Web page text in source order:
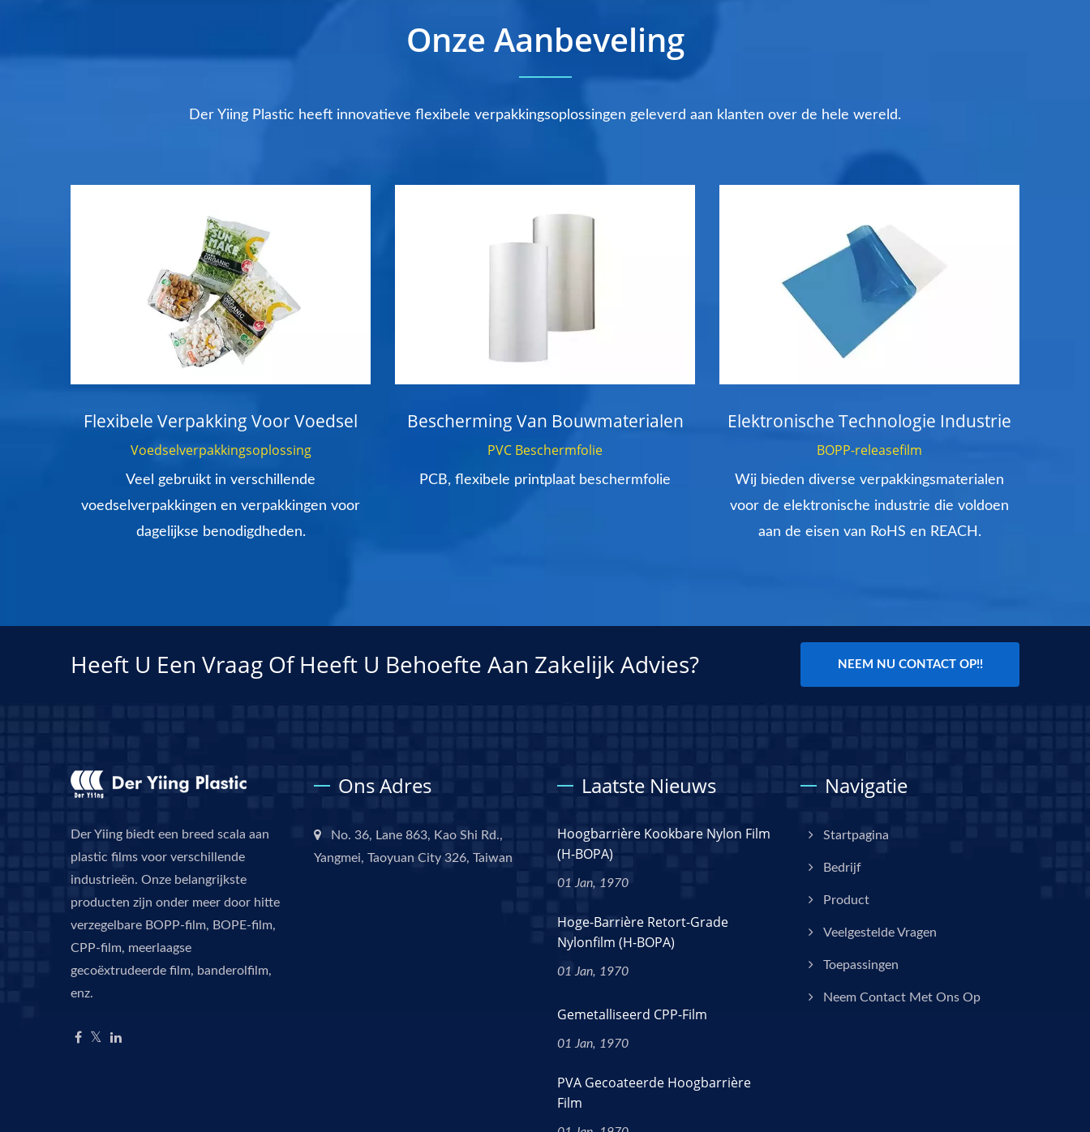
Onze Aanbeveling
Der Yiing Plastic heeft innovatieve flexibele verpakkingsoplossingen geleverd aan klanten over de hele wereld.
Flexibele Verpakking Voor Voedsel
Voedselverpakkingsoplossing
Veel gebruikt in verschillende
voedselverpakkingen en verpakkingen voor
dagelijkse benodigdheden.
Bescherming Van Bouwmaterialen
PVC Beschermfolie
PCB, flexibele printplaat beschermfolie
Elektronische Technologie Industrie
BOPP-releasefilm
Wij bieden diverse verpakkingsmaterialen
voor de elektronische industrie die voldoen
aan de eisen van RoHS en REACH.
Heeft U Een Vraag Of Heeft U Behoefte Aan Zakelijk Advies? NEEM NU CONTACT OP!!
Der Yiing biedt een breed scala aan
plastic films voor verschillende
industrieën. Onze belangrijkste
producten zijn onder meer door hitte
verzegelbare BOPP-film, BOPE-film,
CPP-film, meerlaagse
gecoëxtrudeerde film, banderolfilm,
enz.
Ons Adres
No. 36, Lane 863, Kao Shi Rd.,
Yangmei, Taoyuan City 326, Taiwan
Laatste Nieuws
Hoogbarrière Kookbare Nylon Film
(H-BOPA)
01 Jan, 1970
Hoge-Barrière Retort-Grade
Nylonfilm (H-BOPA)
01 Jan, 1970
Gemetalliseerd CPP-Film
01 Jan, 1970
PVA Gecoateerde Hoogbarrière
Film
Navigatie
Startpagina
Bedrijf
Product
Veelgestelde Vragen
Toepassingen
Neem Contact Met Ons Op